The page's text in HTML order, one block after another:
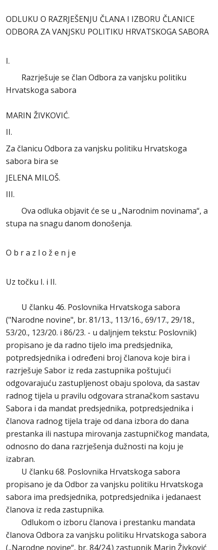
ODLUKU O RAZRJEŠENJU ČLANA I IZBORU ČLANICE
ODBORA ZA VANJSKU POLITIKU HRVATSKOGA SABORA
I.
Razrješuje se član Odbora za vanjsku politiku
Hrvatskoga sabora
MARIN ŽIVKOVIĆ.
II.
Za članicu Odbora za vanjsku politiku Hrvatskoga
sabora bira se
JELENA MILOŠ.
III.
Ova odluka objavit će se u „Narodnim novinama“, a
stupa na snagu danom donošenja.
O b r a z l o ž e n j e
Uz točku I. i II.
U članku 46. Poslovnika Hrvatskoga sabora
("Narodne novine", br. 81/13., 113/16., 69/17., 29/18.,
53/20., 123/20. i 86/23. - u daljnjem tekstu: Poslovnik)
propisano je da radno tijelo ima predsjednika,
potpredsjednika i određeni broj članova koje bira i
razrješuje Sabor iz reda zastupnika poštujući
odgovarajuću zastupljenost obaju spolova, da sastav
radnog tijela u pravilu odgovara stranačkom sastavu
Sabora i da mandat predsjednika, potpredsjednika i
članova radnog tijela traje od dana izbora do dana
prestanka ili nastupa mirovanja zastupničkog mandata,
odnosno do dana razrješenja dužnosti na koju je
izabran.
U članku 68. Poslovnika Hrvatskoga sabora
propisano je da Odbor za vanjsku politiku Hrvatskoga
sabora ima predsjednika, potpredsjednika i jedanaest
članova iz reda zastupnika.
Odlukom o izboru članova i prestanku mandata
članova Odbora za vanjsku politiku Hrvatskoga sabora
(„Narodne novine“, br. 84/24.) zastupnik Marin Živković